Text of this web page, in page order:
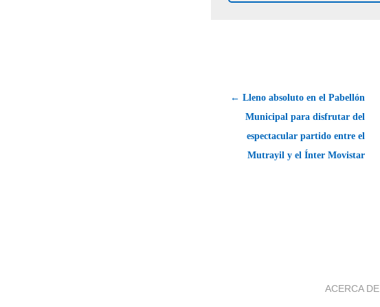
← Lleno absoluto en el Pabellón
Municipal para disfrutar del
espectacular partido entre el
Mutrayil y el Ínter Movistar
ACERCA DE